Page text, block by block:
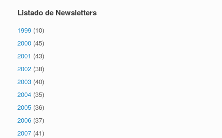
Listado de Newsletters
1999 (10)
2000 (45)
2001 (43)
2002 (38)
2003 (40)
2004 (35)
2005 (36)
2006 (37)
2007 (41)